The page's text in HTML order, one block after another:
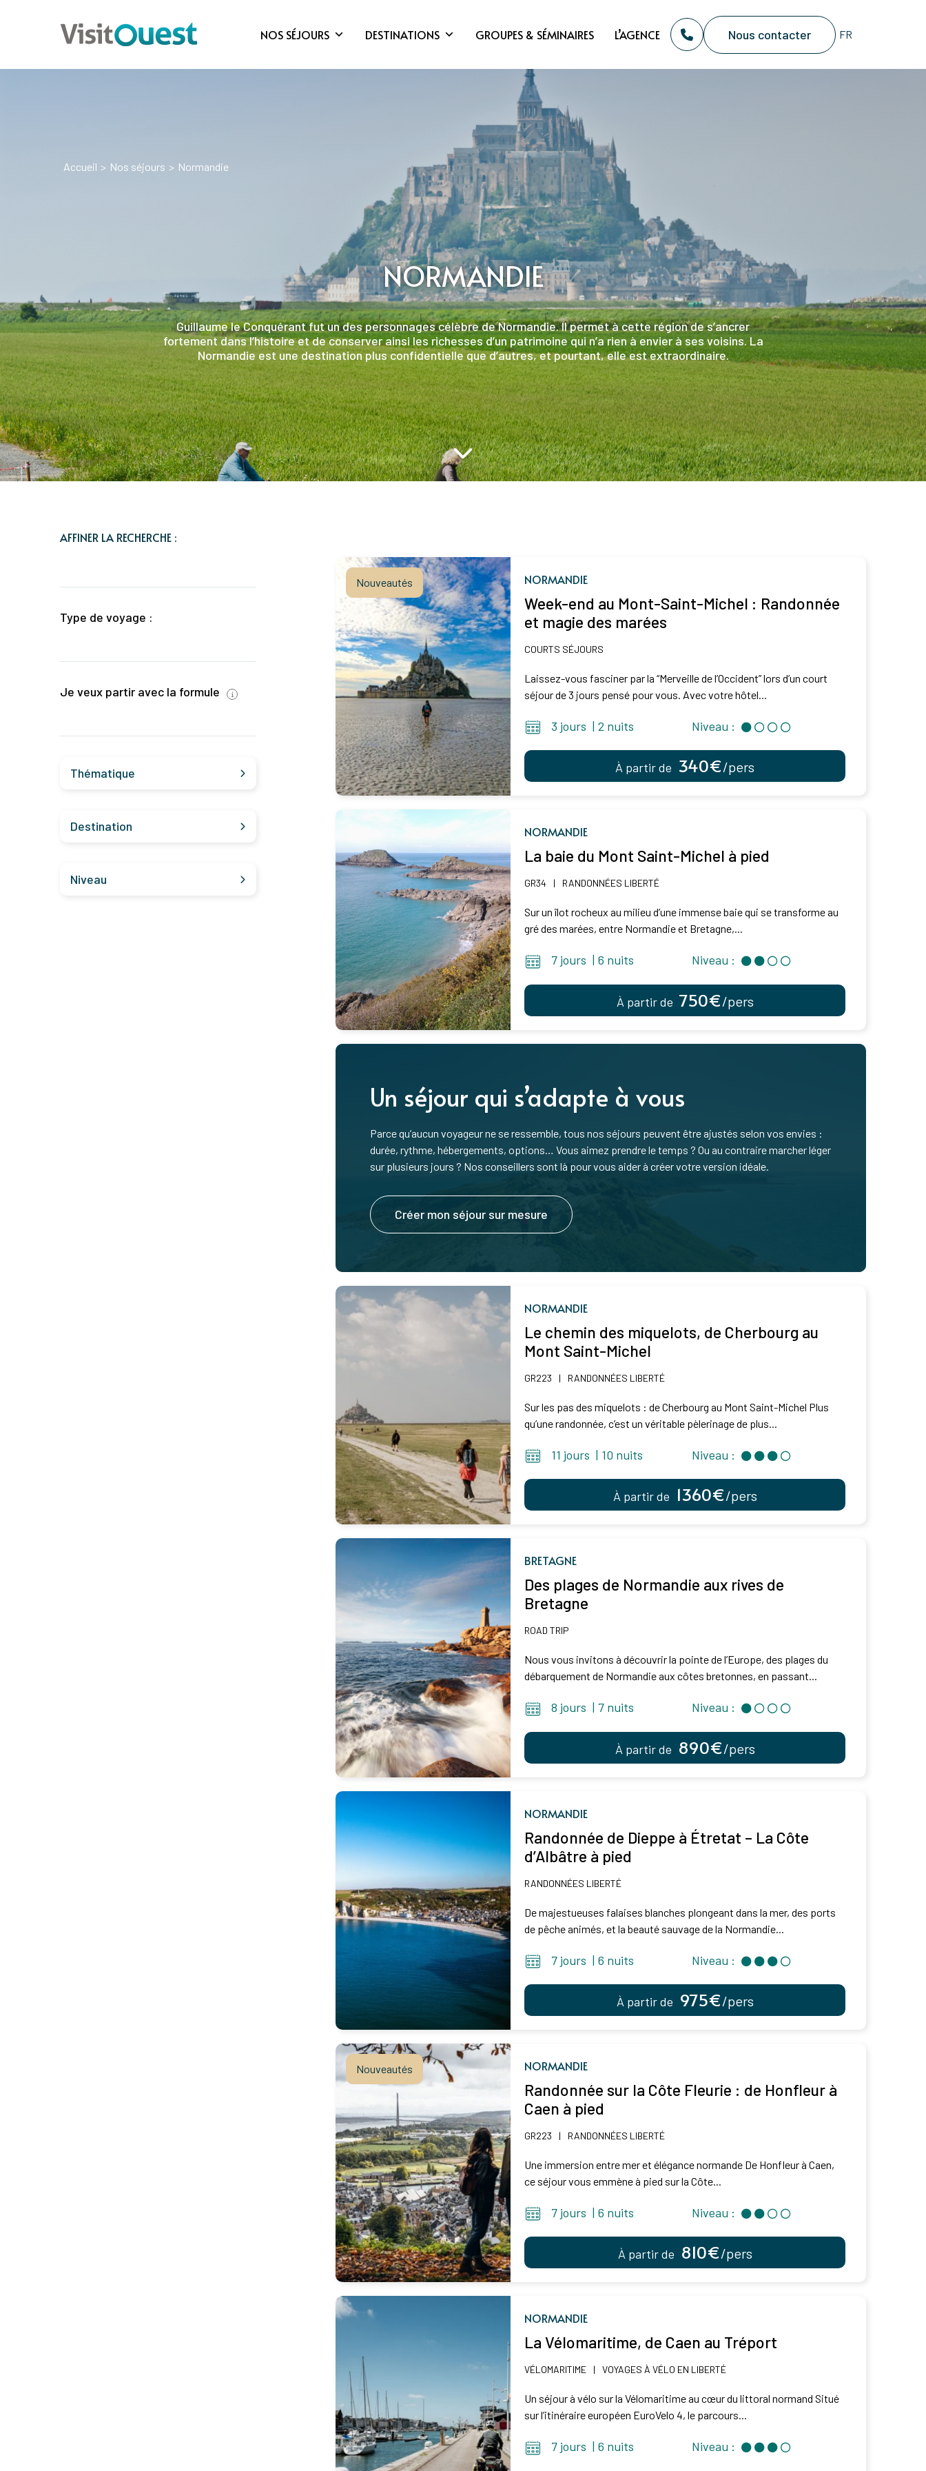
NOS SÉJOURS DESTINATIONS GROUPES & SÉMINAIRES L’AGENCE Nous contacter
Accueil > Nos séjours > Normandie
NORMANDIE
Guillaume le Conquérant fut un des personnages célèbre de Normandie. Il permet à cette région de s’ancrer
fortement dans l’histoire et de conserver ainsi les richesses d’un patrimoine qui n’a rien à envier à ses voisins. La
Normandie est une destination plus confidentielle que d’autres, et pourtant, elle est extraordinaire.
AFFINER LA RECHERCHE :
Type de voyage :
Je veux partir avec la formule
Thématique
Destination
Niveau
Nouveautés NORMANDIE
Week-end au Mont-Saint-Michel : Randonnée
et magie des marées
COURTS SÉJOURS
Laissez-vous fasciner par la “Merveille de l’Occident” lors d’un court
séjour de 3 jours pensé pour vous. Avec votre hôtel...
3 jours | 2 nuits Niveau :
À partir de 340€/pers
NORMANDIE
La baie du Mont Saint-Michel à pied
GR34 | RANDONNÉES LIBERTÉ
Sur un îlot rocheux au milieu d’une immense baie qui se transforme au
gré des marées, entre Normandie et Bretagne,...
7 jours | 6 nuits Niveau :
À partir de 750€/pers
Un séjour qui s’adapte à vous
Parce qu’aucun voyageur ne se ressemble, tous nos séjours peuvent être ajustés selon vos envies :
durée, rythme, hébergements, options… Vous aimez prendre le temps ? Ou au contraire marcher léger
sur plusieurs jours ? Nos conseillers sont là pour vous aider à créer votre version idéale.
Créer mon séjour sur mesure
NORMANDIE
Le chemin des miquelots, de Cherbourg au
Mont Saint-Michel
GR223 | RANDONNÉES LIBERTÉ
Sur les pas des miquelots : de Cherbourg au Mont Saint-Michel Plus
qu’une randonnée, c’est un véritable pèlerinage de plus...
11 jours | 10 nuits Niveau :
À partir de 1360€/pers
BRETAGNE
Des plages de Normandie aux rives de
Bretagne
ROAD TRIP
Nous vous invitons à découvrir la pointe de l’Europe, des plages du
débarquement de Normandie aux côtes bretonnes, en passant...
8 jours | 7 nuits Niveau :
À partir de 890€/pers
NORMANDIE
Randonnée de Dieppe à Étretat – La Côte
d’Albâtre à pied
RANDONNÉES LIBERTÉ
De majestueuses falaises blanches plongeant dans la mer, des ports
de pêche animés, et la beauté sauvage de la Normandie...
7 jours | 6 nuits Niveau :
À partir de 975€/pers
Nouveautés NORMANDIE
Randonnée sur la Côte Fleurie : de Honfleur à
Caen à pied
GR223 | RANDONNÉES LIBERTÉ
Une immersion entre mer et élégance normande De Honfleur à Caen,
ce séjour vous emmène à pied sur la Côte...
7 jours | 6 nuits Niveau :
À partir de 810€/pers
NORMANDIE
La Vélomaritime, de Caen au Tréport
VÉLOMARITIME | VOYAGES À VÉLO EN LIBERTÉ
Un séjour à vélo sur la Vélomaritime au cœur du littoral normand Situé
sur l’itinéraire européen EuroVelo 4, le parcours...
7 jours | 6 nuits Niveau :